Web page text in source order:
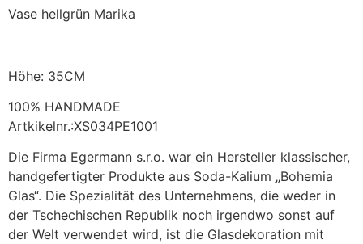
Vase hellgrün Marika
Höhe: 35CM
100% HANDMADE
Artkikelnr.:XS034PE1001
Die Firma Egermann s.r.o. war ein Hersteller klassischer,
handgefertigter Produkte aus Soda-Kalium „Bohemia
Glas“. Die Spezialität des Unternehmens, die weder in
der Tschechischen Republik noch irgendwo sonst auf
der Welt verwendet wird, ist die Glasdekoration mit